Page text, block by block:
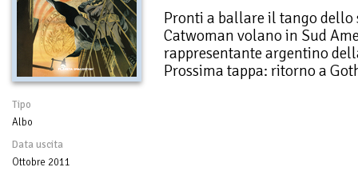
Tipo
Albo
Data uscita
Ottobre 2011
Pronti a ballare il tango dello
Catwoman volano in Sud
rappresentante argentino
Prossima tappa: ritorno a